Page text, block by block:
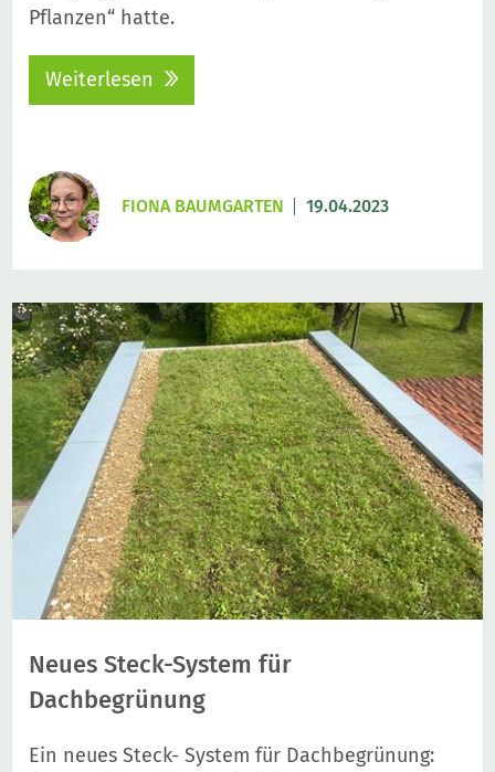
Pflanzen“ hatte.
Weiterlesen
FIONA BAUMGARTEN 19.04.2023
Neues Steck-System für
Dachbegrünung
Ein neues Steck- System für Dachbegrünung: